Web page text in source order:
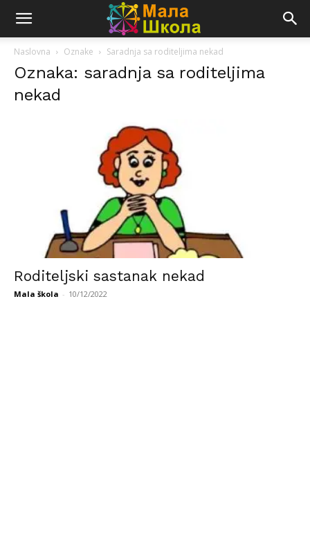
Naslovna Oznake Saradnja sa roditeljima nekad
Oznaka: saradnja sa roditeljima
nekad
Roditeljski sastanak nekad
Mala škola - 10/12/2022